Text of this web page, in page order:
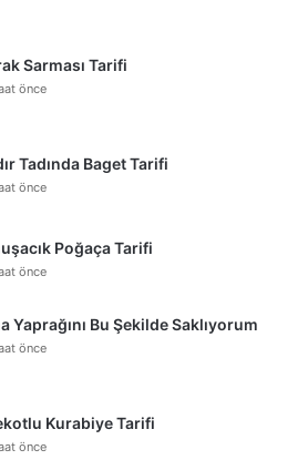
Sarması Tarifi
önce
Tadında Baget Tarifi
önce
Poğaça Tarifi
önce
Yaprağını Bu Şekilde Saklıyorum
önce
Kurabiye Tarifi
önce